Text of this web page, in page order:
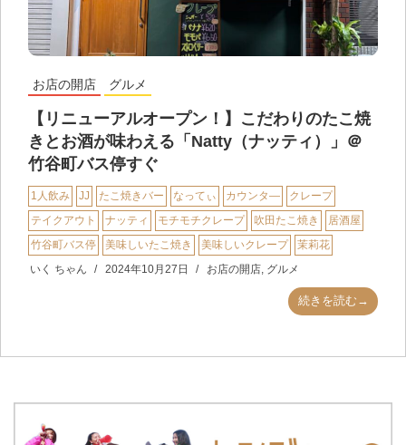
お店の開店 グルメ
【リニューアルオープン！】こだわりのたこ焼
きとお酒が味わえる「Natty（ナッティ）」＠
竹谷町バス停すぐ
1人飲み JJ たこ焼きバー なってぃ カウンタ―
クレープ
テイクアウト
ナッティ モチモチクレープ 吹田たこ焼き
居酒屋
竹谷町バス停
美味しいたこ焼き 美味しいクレープ
茉莉花
いく ちゃん
2024年10月27日 お店の開店 グルメ
続きを読む→